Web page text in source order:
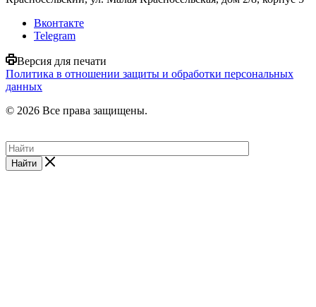
Вконтакте
Telegram
Версия для печати
Политика в отношении защиты и обработки персональных
данных
© 2026 Все права защищены.
Найти